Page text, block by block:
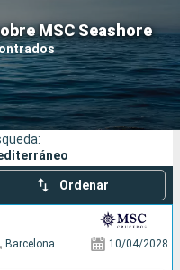
MSC Seashore
Compañías
Buscar
Ordenar
Barcelona 10/04/2028